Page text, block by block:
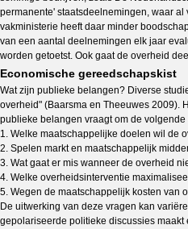
permanente' staatsdeelnemingen, waar
vakministerie heeft daar minder
van een aantal deelnemingen elk jaar
worden getoetst. Ook gaat de overheid
Economische gereedschapskist
Wat zijn publieke belangen? Diverse
overheid" (Baarsma en Theeuwes 2009).
publieke belangen vraagt om de volgende
1. Welke maatschappelijke doelen wil de
2. Spelen markt en maatschappelijk
3. Wat gaat er mis wanneer de overheid
4. Welke overheidsinterventie
5. Wegen de maatschappelijk kosten van
De uitwerking van deze vragen kan
gepolariseerde politieke discussies